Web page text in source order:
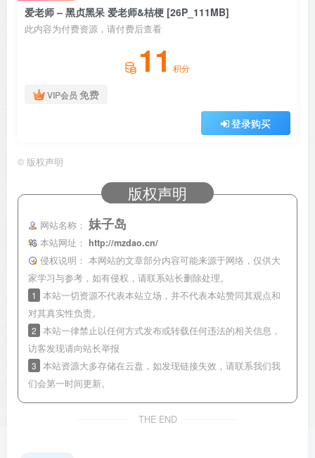
爱老师 – 黑贞黑呆 爱老师&桔梗 [26P_111MB]
此内容为付费资源，请付费后查看
11 积分
VIP会员 免费
登录购买
© 版权声明
版权声明
网站名称： 妹子岛
本站网址：
http://mzdao.cn/
侵权说明： 本网站的文章部分内容可能来源于网络，仅供大
家学习与参考，如有侵权，请联系站长删除处理。
1
本站一切资源不代表本站立场，并不代表本站赞同其观点和
对其真实性负责。
2 本站一律禁止以任何方式发布或转载任何违法的相关信息，
访客发现请向站长举报
3 本站资源大多存储在云盘，如发现链接失效，请联系我们我
们会第一时间更新。
THE END